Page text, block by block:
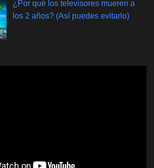
¿Por qué los televisores mueren a
los 2 años? (Así puedes evitarlo)